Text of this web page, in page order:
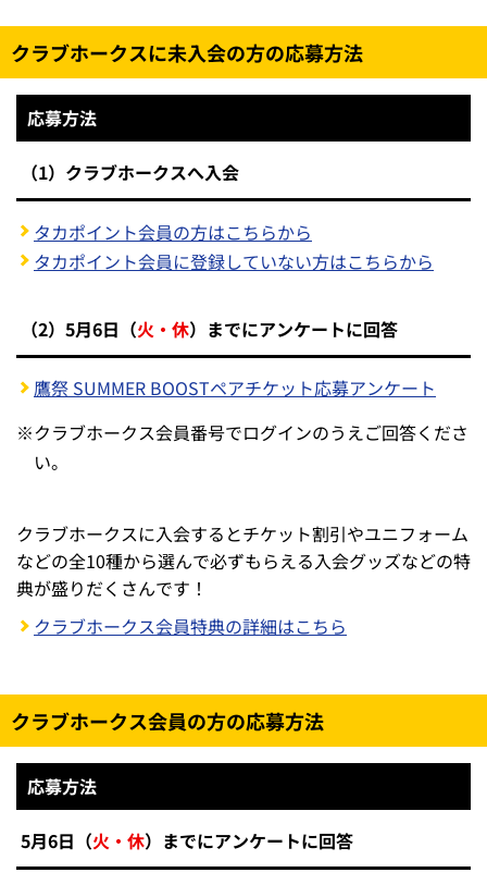
クラブホークスに未入会の方の応募方法
応募方法
（1）クラブホークスへ入会
タカポイント会員の方はこちらから
タカポイント会員に登録していない方はこちらから
（2）5月6日（火・休）までにアンケートに回答
鷹祭 SUMMER BOOSTペアチケット応募アンケート
※クラブホークス会員番号でログインのうえご回答くださ
い。
クラブホークスに入会するとチケット割引やユニフォーム
などの全10種から選んで必ずもらえる入会グッズなどの特
典が盛りだくさんです！
クラブホークス会員特典の詳細はこちら
クラブホークス会員の方の応募方法
応募方法
5月6日（火・休）までにアンケートに回答